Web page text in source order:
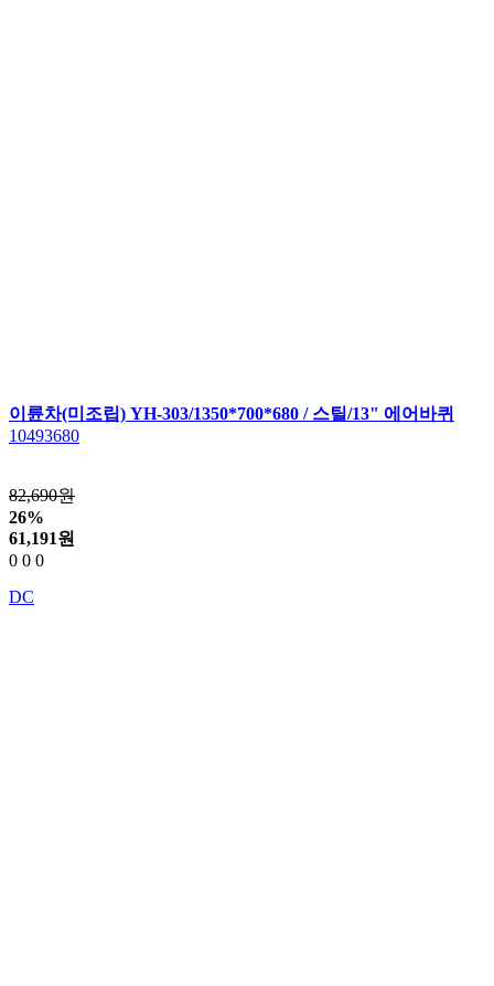
이륜차(미조립) YH-303/1350*700*680 / 스틸/13" 에어바퀴
10493680
82,690원
26%
61,191원
0 0 0
DC